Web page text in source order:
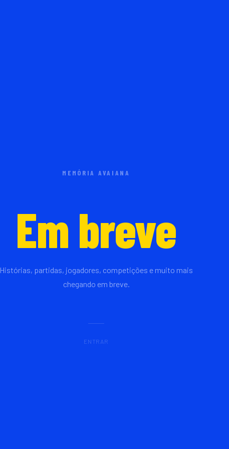
MEMÓRIA AVAIANA
Em breve
Histórias, partidas, jogadores, competições e muito mais
chegando em breve.
ENTRAR